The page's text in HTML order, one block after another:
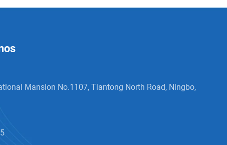
Mansion No.1107, Tiantong North Road, Ningbo,